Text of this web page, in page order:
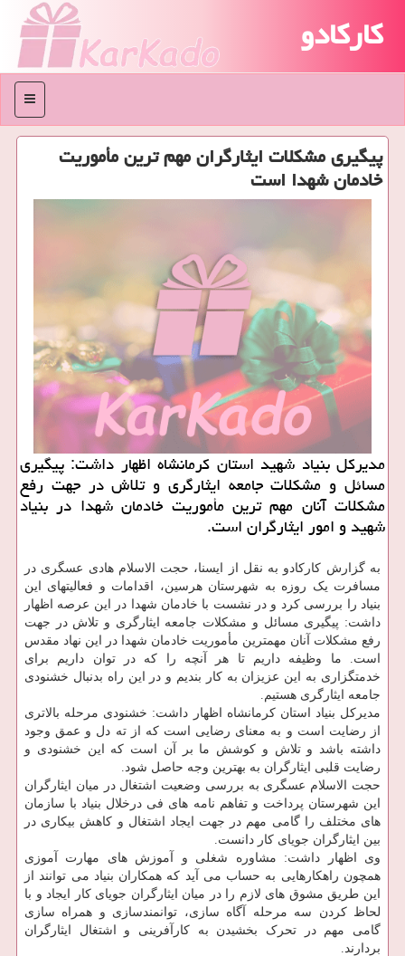
کارکادو
منو
پیگیری مشكلات ایثارگران مهم ترین مأموریت
خادمان شهدا است
مدیركل بنیاد شهید استان كرمانشاه اظهار داشت: پیگیری
مسائل و مشكلات جامعه ایثارگری و تلاش در جهت رفع
مشكلات آنان مهم ترین مأموریت خادمان شهدا در بنیاد
شهید و امور ایثارگران است.
به گزارش کارکادو به نقل از ایسنا، حجت الاسلام هادی عسگری در
مسافرت یک روزه به شهرستان هرسین، اقدامات و فعالیتهای این
بنیاد را بررسی کرد و در نشست با خادمان شهدا در این عرصه اظهار
داشت: پیگیری مسائل و مشکلات جامعه ایثارگری و تلاش در جهت
رفع مشکلات آنان مهمترین مأموریت خادمان شهدا در این نهاد مقدس
است. ما وظیفه داریم تا هر آنچه را که در توان داریم برای
خدمتگزاری به این عزیزان به کار بندیم و در این راه بدنبال خشنودی
جامعه ایثارگری هستیم.
مدیرکل بنیاد استان کرمانشاه اظهار داشت: خشنودی مرحله بالاتری
از رضایت است و به معنای رضایی است که از ته دل و عمق وجود
داشته باشد و تلاش و کوشش ما بر آن است که این خشنودی و
رضایت قلبی ایثارگران به بهترین وجه حاصل شود.
حجت الاسلام عسگری به بررسی وضعیت اشتغال در میان ایثارگران
این شهرستان پرداخت و تفاهم نامه های فی درخلال بنیاد با سازمان
های مختلف را گامی مهم در جهت ایجاد اشتغال و کاهش بیکاری در
بین ایثارگران جویای کار دانست.
وی اظهار داشت: مشاوره شغلی و آموزش های مهارت آموزی
همچون راهکارهایی به حساب می آید که همکاران بنیاد می توانند از
این طریق مشوق های لازم را در میان ایثارگران جویای کار ایجاد و با
لحاظ کردن سه مرحله آگاه سازی، توانمندسازی و همراه سازی
گامی مهم در تحرک بخشیدن به کارآفرینی و اشتغال ایثارگران
بردارند.